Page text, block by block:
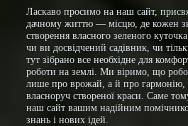
Ласкаво просимо на наш сайт,
дачному життю — місцю, де кожен
створення власного зеленого
чи ви досвідчений садівник, чи
тут зібрано все необхідне для
роботи на землі. Ми віримо, що
лише про врожай, а й про гармонію,
власноруч створеної краси. Саме
наш сайт вашим надійним
знань і нових ідей.